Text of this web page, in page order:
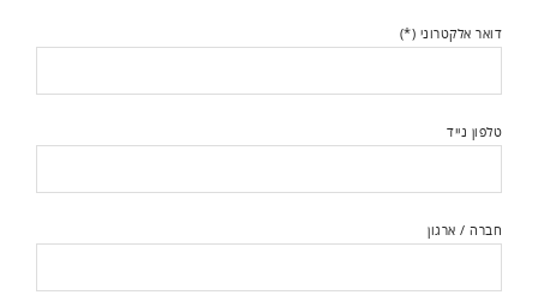
דואר אלקטרוני (*)
טלפון נייד
חברה / ארגון